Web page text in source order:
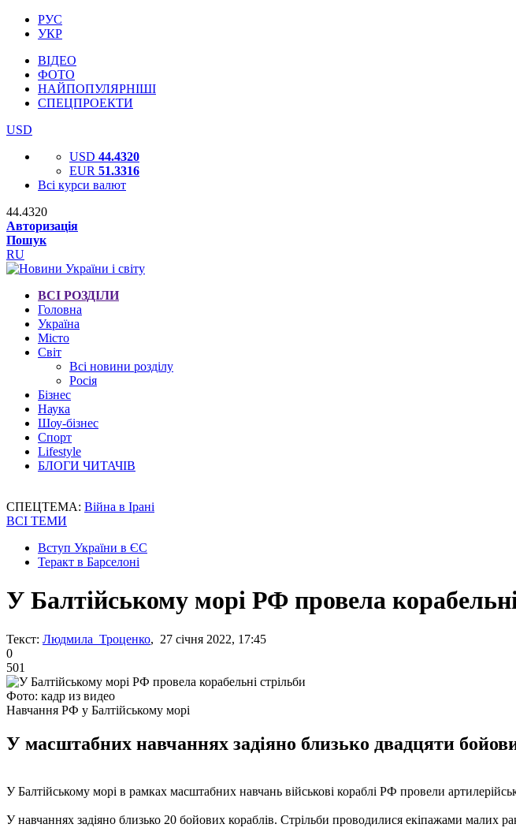
РУС
УКР
ВІДЕО
ФОТО
НАЙПОПУЛЯРНІШІ
СПЕЦПРОЕКТИ
USD
USD 44.4320
EUR 51.3316
Всі курси валют
44.4320
Авторизація
Пошук
RU
ВСІ РОЗДІЛИ
Головна
Україна
Місто
Світ
Всі новини розділу
Росія
Бізнес
Наука
Шоу-бізнес
Спорт
Lifestyle
БЛОГИ ЧИТАЧІВ
СПЕЦТЕМА: Війна в Ірані
ВСІ ТЕМИ
Вступ України в ЄС
Теракт в Барселоні
У Балтійському морі РФ провела
Текст: Людмила Троценко, 27 січня 2022, 17:45
0
501
Фото: кадр из видео
Навчання РФ у Балтійському морі
У масштабних навчаннях задіяно близько двадцяти
У Балтійському морі в рамках масштабних навчань військові кораблі РФ провели
У навчаннях задіяно близько 20 бойових кораблів. Стрільби проводилися екіпажами малих